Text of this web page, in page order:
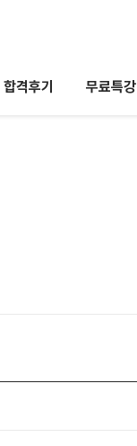
합격후기 무료특강